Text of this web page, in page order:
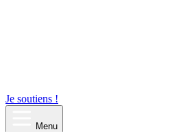
Je soutiens !
Menu